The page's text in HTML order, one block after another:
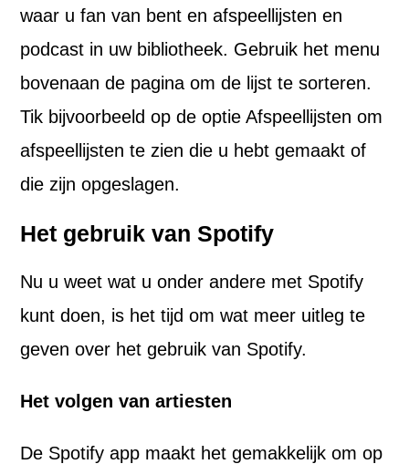
waar u fan van bent en afspeellijsten en
podcast in uw bibliotheek. Gebruik het menu
bovenaan de pagina om de lijst te sorteren.
Tik bijvoorbeeld op de optie Afspeellijsten om
afspeellijsten te zien die u hebt gemaakt of
die zijn opgeslagen.
Het gebruik van Spotify
Nu u weet wat u onder andere met Spotify
kunt doen, is het tijd om wat meer uitleg te
geven over het gebruik van Spotify.
Het volgen van artiesten
De Spotify app maakt het gemakkelijk om op